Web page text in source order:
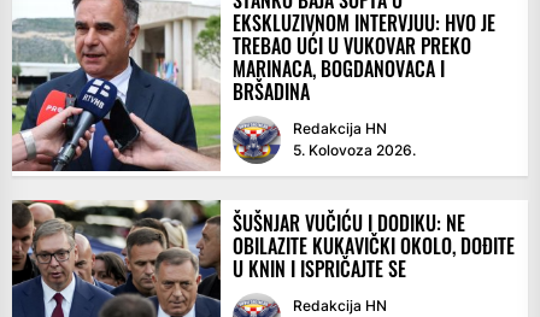
EKSKLUZIVNOM INTERVJUU: HVO JE
TREBAO UĆI U VUKOVAR PREKO
MARINACA, BOGDANOVACA I
BRŠADINA
Redakcija HN
5. Kolovoza 2026.
ŠUŠNJAR VUČIĆU I DODIKU: NE
OBILAZITE KUKAVIČKI OKOLO, DOĐITE
U KNIN I ISPRIČAJTE SE
Redakcija HN